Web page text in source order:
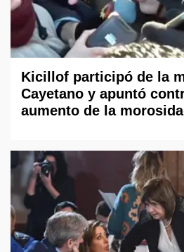
Kicillof participó de la
Cayetano y apuntó
aumento de la